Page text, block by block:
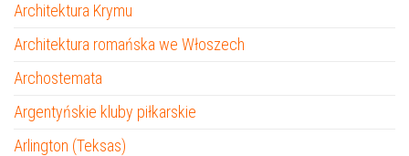
Architektura Krymu
Architektura romańska we Włoszech
Archostemata
Argentyńskie kluby piłkarskie
Arlington (Teksas)